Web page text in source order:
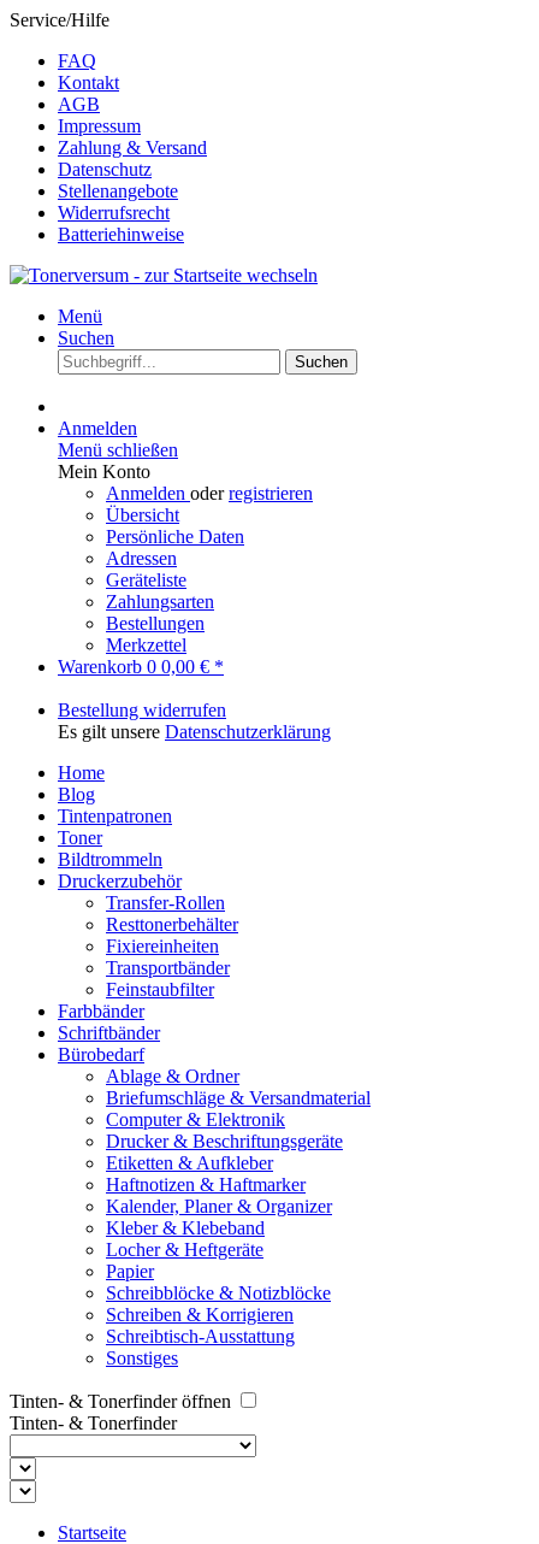
Service/Hilfe
FAQ
Kontakt
AGB
Impressum
Zahlung & Versand
Datenschutz
Stellenangebote
Widerrufsrecht
Batteriehinweise
Menü
Suchen
Suchen
Anmelden
Menü schließen
Mein Konto
Anmelden oderregistrieren
Übersicht
Persönliche Daten
Adressen
Geräteliste
Zahlungsarten
Bestellungen
Merkzettel
Warenkorb 0 0,00 € *
Bestellung widerrufen
Es gilt unsere Datenschutzerklärung
Home
Blog
Tintenpatronen
Toner
Bildtrommeln
Druckerzubehör
Transfer-Rollen
Resttonerbehälter
Fixiereinheiten
Transportbänder
Feinstaubfilter
Farbbänder
Schriftbänder
Bürobedarf
Ablage & Ordner
Briefumschläge & Versandmaterial
Computer & Elektronik
Drucker & Beschriftungsgeräte
Etiketten & Aufkleber
Haftnotizen & Haftmarker
Kalender, Planer & Organizer
Kleber & Klebeband
Locher & Heftgeräte
Papier
Schreibblöcke & Notizblöcke
Schreiben & Korrigieren
Schreibtisch-Ausstattung
Sonstiges
Tinten- & Tonerfinder öffnen
Tinten- & Tonerfinder
Startseite